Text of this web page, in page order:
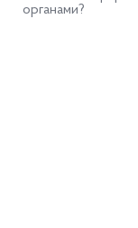
органами?